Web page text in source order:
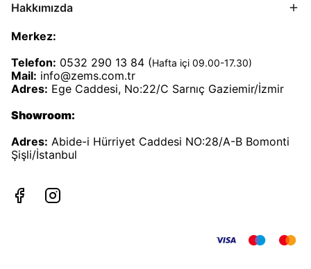
Hakkımızda
Merkez:
Telefon: 0532 290 13 84 (Hafta içi 09.00-17.30)
Mail: info@zems.com.tr
Adres: Ege Caddesi, No:22/C Sarnıç Gaziemir/İzmir
Showroom:
Adres: Abide-i Hürriyet Caddesi NO:28/A-B Bomonti
Şişli/İstanbul